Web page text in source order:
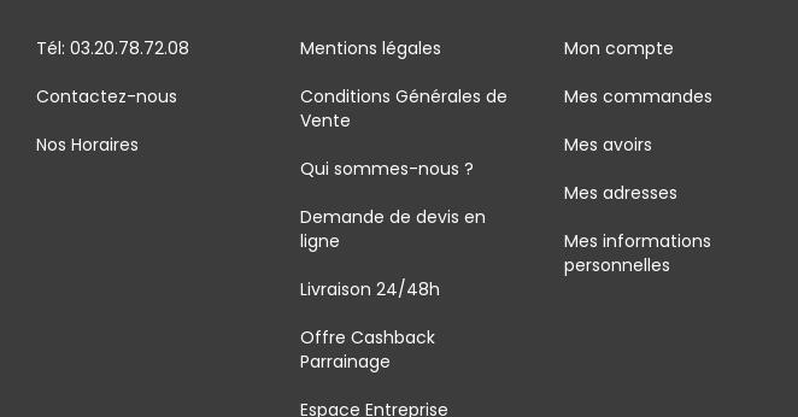
Tél: 03.20.78.72.08
Contactez-nous
Nos Horaires
Mentions légales
Conditions Générales de
Vente
Qui sommes-nous ?
Demande de devis en
ligne
Livraison 24/48h
Offre Cashback
Parrainage
Espace Entreprise
Mon compte
Mes commandes
Mes avoirs
Mes adresses
Mes informations
personnelles